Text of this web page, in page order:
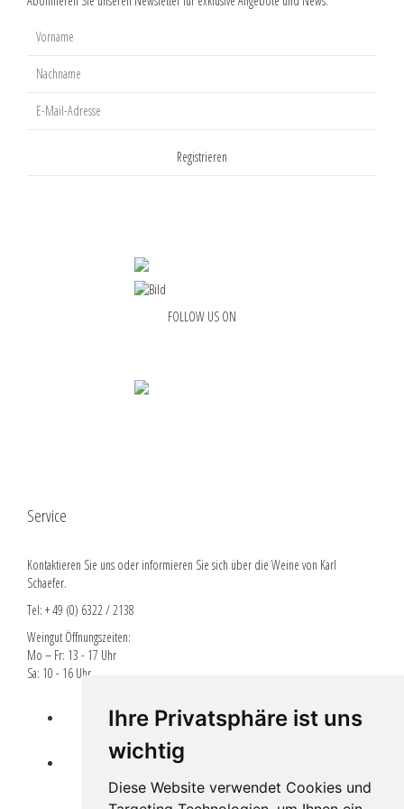
Ihre Privatsphäre ist uns
wichtig
Diese Website verwendet Cookies und
FOLLOW US ON
Service
Kontaktieren Sie uns oder informieren Sie sich über die Weine von Karl
Schaefer.
Tel: + 49 (0) 6322 / 2138
Weingut Öffnungszeiten:
Mo – Fr: 13 - 17 Uhr
Sa: 10 - 16 Uhr
Lieferbedingungen
EPLR EULLE FÖRDERUNG